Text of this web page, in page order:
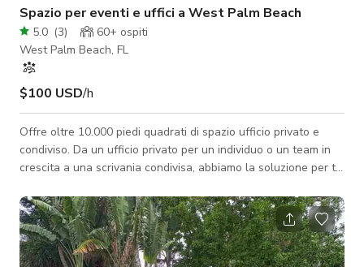
Spazio per eventi e uffici a West Palm Beach
5.0 (3) 60+ ospiti
West Palm Beach, FL
$100 USD/h
Offre oltre 10.000 piedi quadrati di spazio ufficio privato e
condiviso. Da un ufficio privato per un individuo o un team in
crescita a una scrivania condivisa, abbiamo la soluzione per te.
innovativo è progettato per favorire la collaborazione e la
produttività. Questo è un luogo dove la tua attività può
prosperare e le tue idee possono prendere il volo.